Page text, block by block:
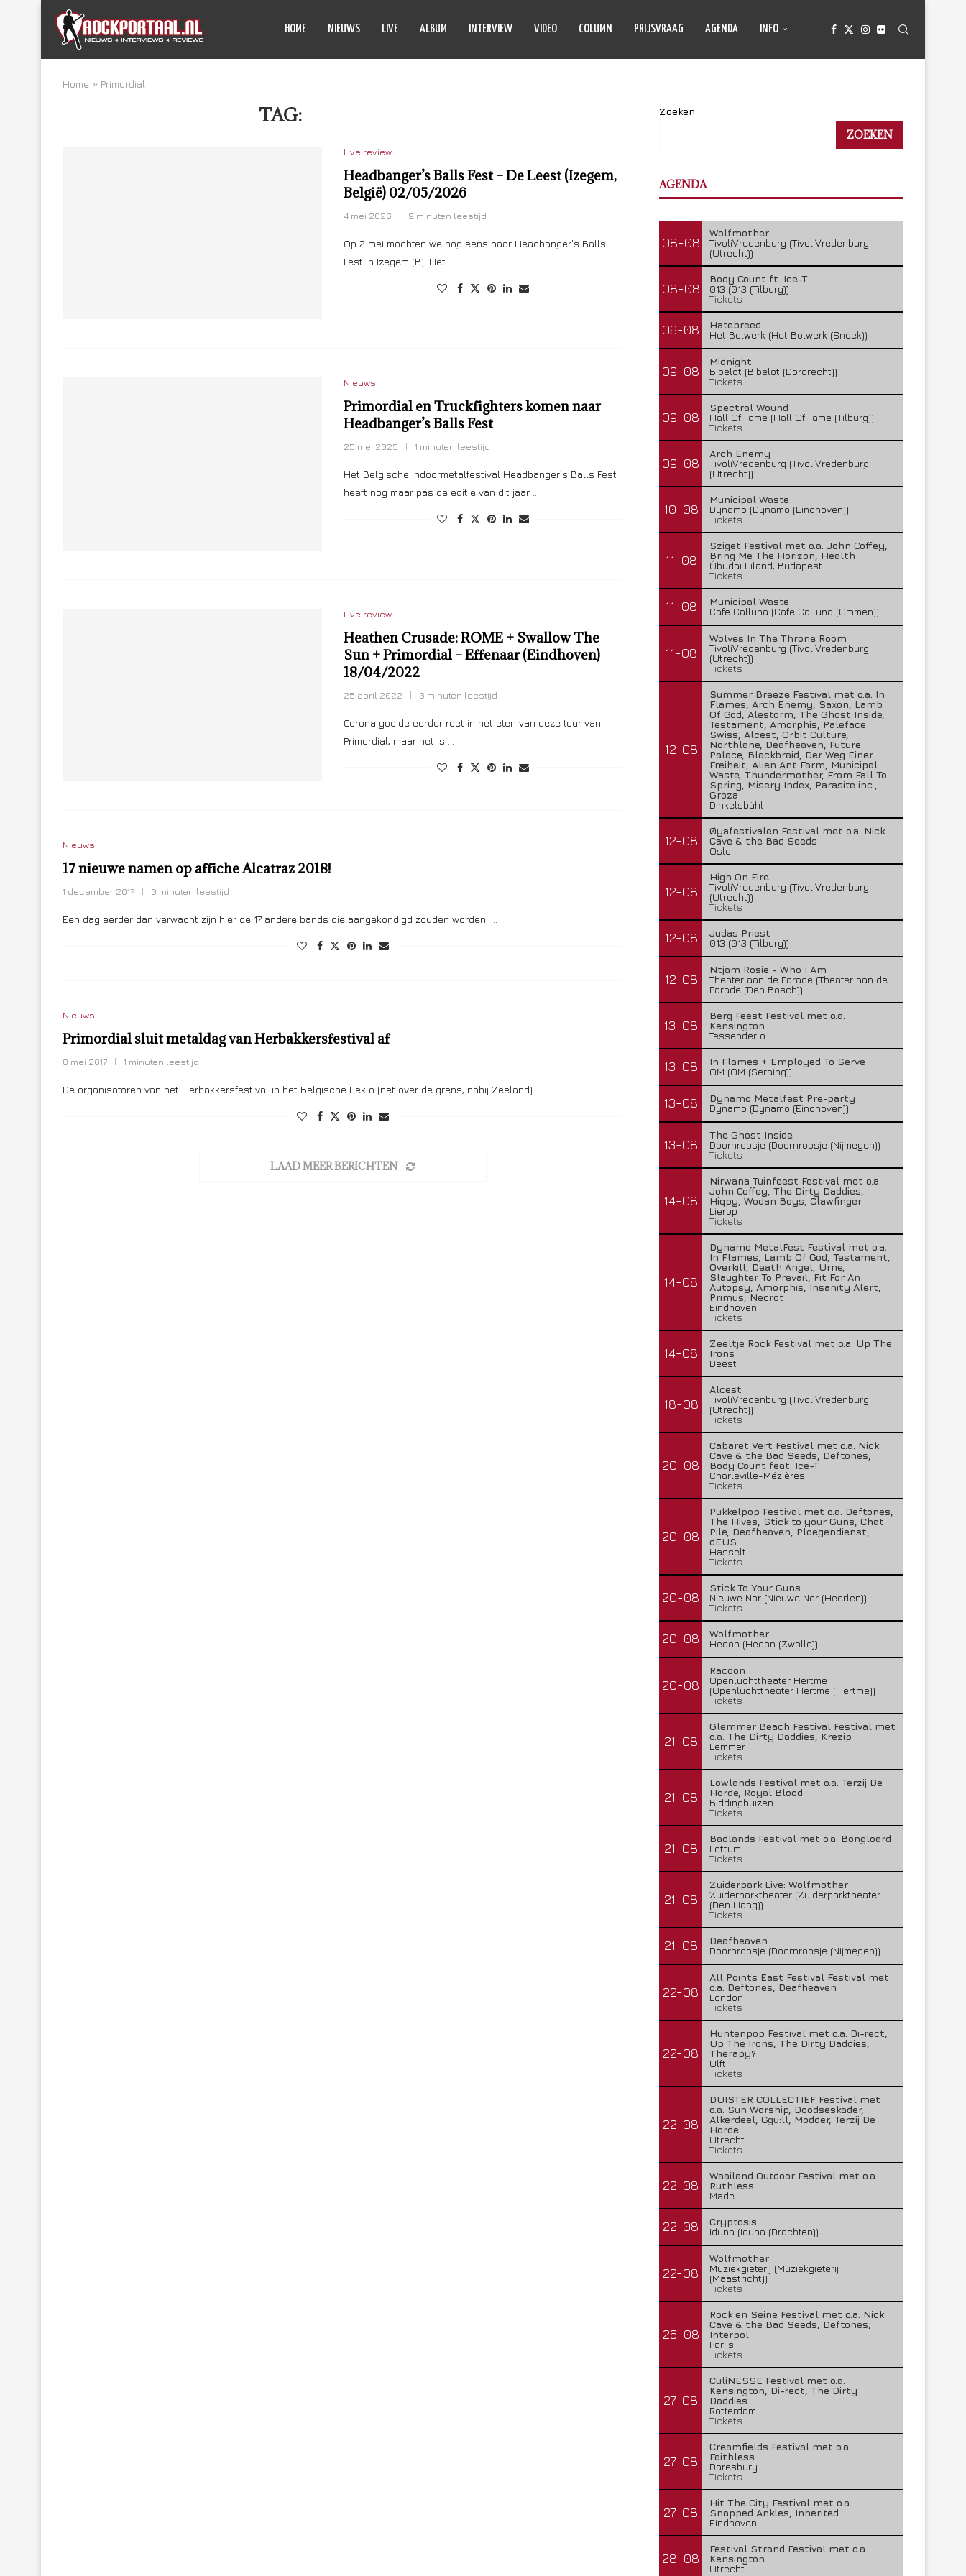
HOME NIEUWS LIVE ALBUM INTERVIEW VIDEO COLUMN PRIJSVRAAG AGENDA INFO
Home » Primordial
TAG:
Live review
Headbanger’s Balls Fest – De Leest (Izegem,
België) 02/05/2026
4 mei 2026 9 minuten leestijd
Op 2 mei mochten we nog eens naar Headbanger’s Balls
Fest in Izegem (B). Het …
Nieuws
Primordial en Truckfighters komen naar
Headbanger’s Balls Fest
25 mei 2025 1 minuten leestijd
Het Belgische indoormetalfestival Headbanger’s Balls Fest
heeft nog maar pas de editie van dit jaar …
Live review
Heathen Crusade: ROME + Swallow The
Sun + Primordial – Effenaar (Eindhoven)
18/04/2022
25 april 2022 3 minuten leestijd
Corona gooide eerder roet in het eten van deze tour van
Primordial, maar het is …
Nieuws
17 nieuwe namen op affiche Alcatraz 2018!
1 december 2017 0 minuten leestijd
Een dag eerder dan verwacht zijn hier de 17 andere bands die aangekondigd zouden worden. …
Nieuws
Primordial sluit metaldag van Herbakkersfestival af
8 mei 2017 1 minuten leestijd
De organisatoren van het Herbakkersfestival in het Belgische Eeklo (net over de grens, nabij Zeeland) …
LAAD MEER BERICHTEN
Zoeken
ZOEKEN
AGENDA
08-08
Wolfmother
TivoliVredenburg (TivoliVredenburg
(Utrecht))
08-08
Body Count ft. Ice-T
013 (013 (Tilburg))
Tickets
09-08
Hatebreed
Het Bolwerk (Het Bolwerk (Sneek))
09-08
Midnight
Bibelot (Bibelot (Dordrecht))
Tickets
09-08
Spectral Wound
Hall Of Fame (Hall Of Fame (Tilburg))
Tickets
09-08
Arch Enemy
TivoliVredenburg (TivoliVredenburg
(Utrecht))
10-08
Municipal Waste
Dynamo (Dynamo (Eindhoven))
Tickets
11-08
Sziget Festival met o.a. John Coffey,
Bring Me The Horizon, Health
Óbudai Eiland, Budapest
Tickets
11-08
Municipal Waste
Cafe Calluna (Cafe Calluna (Ommen))
11-08
Wolves In The Throne Room
TivoliVredenburg (TivoliVredenburg
(Utrecht))
Tickets
12-08
Summer Breeze Festival met o.a. In
Flames, Arch Enemy, Saxon, Lamb
Of God, Alestorm, The Ghost Inside,
Testament, Amorphis, Paleface
Swiss, Alcest, Orbit Culture,
Northlane, Deafheaven, Future
Palace, Blackbraid, Der Weg Einer
Freiheit, Alien Ant Farm, Municipal
Waste, Thundermother, From Fall To
Spring, Misery Index, Parasite inc.,
Groza
Dinkelsbühl
12-08
Øyafestivalen Festival met o.a. Nick
Cave & the Bad Seeds
Oslo
12-08
High On Fire
TivoliVredenburg (TivoliVredenburg
(Utrecht))
Tickets
12-08
Judas Priest
013 (013 (Tilburg))
12-08
Ntjam Rosie - Who I Am
Theater aan de Parade (Theater aan de
Parade (Den Bosch))
13-08
Berg Feest Festival met o.a.
Kensington
Tessenderlo
13-08
In Flames + Employed To Serve
OM (OM (Seraing))
13-08
Dynamo Metalfest Pre-party
Dynamo (Dynamo (Eindhoven))
13-08
The Ghost Inside
Doornroosje (Doornroosje (Nijmegen))
Tickets
14-08
Nirwana Tuinfeest Festival met o.a.
John Coffey, The Dirty Daddies,
Hiqpy, Wodan Boys, Clawfinger
Lierop
Tickets
14-08
Dynamo MetalFest Festival met o.a.
In Flames, Lamb Of God, Testament,
Overkill, Death Angel, Urne,
Slaughter To Prevail, Fit For An
Autopsy, Amorphis, Insanity Alert,
Primus, Necrot
Eindhoven
Tickets
14-08
Zeeltje Rock Festival met o.a. Up The
Irons
Deest
18-08
Alcest
TivoliVredenburg (TivoliVredenburg
(Utrecht))
Tickets
20-08
Cabaret Vert Festival met o.a. Nick
Cave & the Bad Seeds, Deftones,
Body Count feat. Ice-T
Charleville-Mézières
Tickets
20-08
Pukkelpop Festival met o.a. Deftones,
The Hives, Stick to your Guns, Chat
Pile, Deafheaven, Ploegendienst,
dEUS
Hasselt
Tickets
20-08
Stick To Your Guns
Nieuwe Nor (Nieuwe Nor (Heerlen))
Tickets
20-08
Wolfmother
Hedon (Hedon (Zwolle))
20-08
Racoon
Openluchttheater Hertme
(Openluchttheater Hertme (Hertme))
Tickets
21-08
Glemmer Beach Festival Festival met
o.a. The Dirty Daddies, Krezip
Lemmer
Tickets
21-08
Lowlands Festival met o.a. Terzij De
Horde, Royal Blood
Biddinghuizen
Tickets
21-08
Badlands Festival met o.a. Bongloard
Lottum
Tickets
21-08
Zuiderpark Live: Wolfmother
Zuiderparktheater (Zuiderparktheater
(Den Haag))
Tickets
21-08
Deafheaven
Doornroosje (Doornroosje (Nijmegen))
22-08
All Points East Festival Festival met
o.a. Deftones, Deafheaven
London
Tickets
22-08
Huntenpop Festival met o.a. Di-rect,
Up The Irons, The Dirty Daddies,
Therapy?
Ulft
Tickets
22-08
DUISTER COLLECTIEF Festival met
o.a. Sun Worship, Doodseskader,
Alkerdeel, Ggu:ll, Modder, Terzij De
Horde
Utrecht
Tickets
22-08
Waailand Outdoor Festival met o.a.
Ruthless
Made
22-08
Cryptosis
Iduna (Iduna (Drachten))
22-08
Wolfmother
Muziekgieterij (Muziekgieterij
(Maastricht))
Tickets
26-08
Rock en Seine Festival met o.a. Nick
Cave & the Bad Seeds, Deftones,
Interpol
Parijs
Tickets
27-08
CuliNESSE Festival met o.a.
Kensington, Di-rect, The Dirty
Daddies
Rotterdam
Tickets
27-08
Creamfields Festival met o.a.
Faithless
Daresbury
Tickets
27-08
Hit The City Festival met o.a.
Snapped Ankles, Inherited
Eindhoven
28-08
Festival Strand Festival met o.a.
Kensington
Utrecht